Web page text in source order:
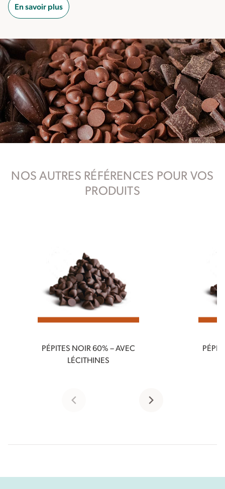
En savoir plus
NOS AUTRES RÉFÉRENCES POUR VOS
PRODUITS
PÉPITES NOIR 60% – AVEC
LÉCITHINES